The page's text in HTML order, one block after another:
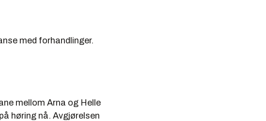
med forhandlinger.
mellom Arna og Helle
høring nå. Avgjørelsen